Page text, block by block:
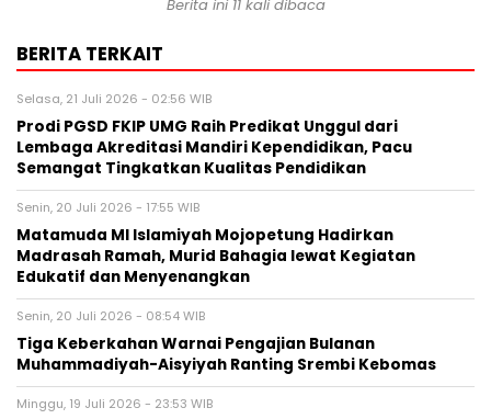
Berita ini 11 kali dibaca
BERITA TERKAIT
Selasa, 21 Juli 2026 - 02:56 WIB
Prodi PGSD FKIP UMG Raih Predikat Unggul dari
Lembaga Akreditasi Mandiri Kependidikan, Pacu
Semangat Tingkatkan Kualitas Pendidikan
Senin, 20 Juli 2026 - 17:55 WIB
Matamuda MI Islamiyah Mojopetung Hadirkan
Madrasah Ramah, Murid Bahagia lewat Kegiatan
Edukatif dan Menyenangkan
Senin, 20 Juli 2026 - 08:54 WIB
Tiga Keberkahan Warnai Pengajian Bulanan
Muhammadiyah-Aisyiyah Ranting Srembi Kebomas
Minggu, 19 Juli 2026 - 23:53 WIB